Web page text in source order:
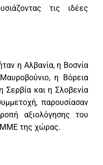
τις ιδέες
η Αλβανία, η Βοσνία
η Βόρεια
Σερβία και η Σλοβενία
παρουσίασαν
αξιολόγησης του
ΜΜΕ της χώρας.